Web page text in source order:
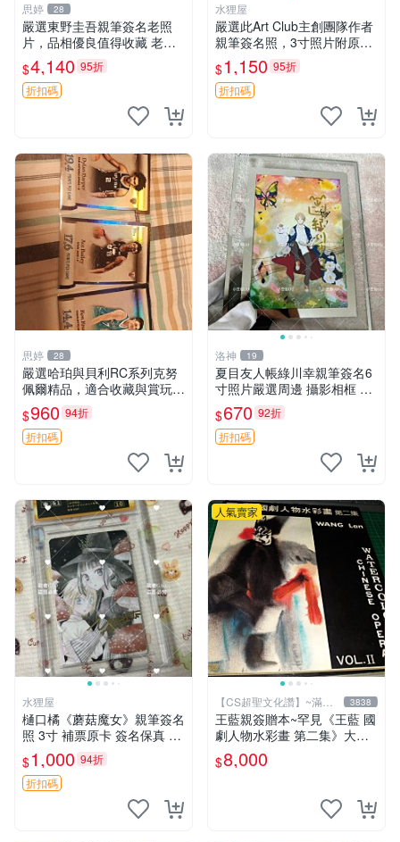
思婷 28
嚴選東野圭吾親筆簽名老照
片，品相優良值得收藏 老照
片 署名 字畫 限量版
$4,140 95折
折扣碼
水狸屋
嚴選此Art Club主創團隊作者
親筆簽名照，3寸照片附原裝
卡磚。收藏級面簽照，適合藝
術愛好者收藏與展示。 3寸
簽名 照片
$1,150 95折
折扣碼
思婷 28
嚴選哈珀與貝利RC系列克努
佩爾精品，適合收藏與賞玩 R
C 玩具 陶瓷
$960 94折
折扣碼
洛神 19
夏目友人帳綠川幸親筆簽名6
寸照片嚴選周邊 攝影相框 網
路認證 夏目友人帳收藏 簽名
照 6寸
$670 92折
折扣碼
水狸屋
樋口橘《蘑菇魔女》親筆簽名
照 3寸 補票原卡 簽名保真 收
藏推薦 蘑菇魔女 樋口橘 照片
$1,000 94折
折扣碼
人氣賣家
【CS超聖文化讚】~滿千
元送運
3838
王藍親簽贈本~罕見《王藍 國
劇人物水彩畫 第二集》大本
【 CS超聖文化讚】
$8,000